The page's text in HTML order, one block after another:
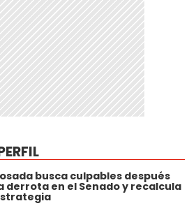
busca culpables después
derrota en el Senado y recalcula